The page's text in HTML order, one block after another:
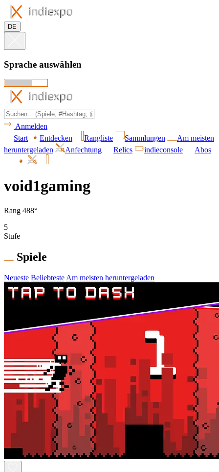
DE
Sprache auswählen
Anmelden
Start
Entdecken Rangliste Sammlungen
Am meisten
heruntergeladen
Anfechtung Relics indieconsole Abos
void1gaming
Rang 488°
5
Stufe
Spiele
Neueste Beliebteste Am meisten heruntergeladen